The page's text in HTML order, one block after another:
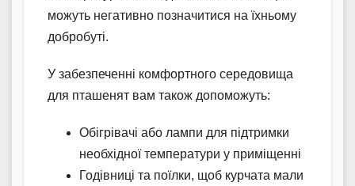
можуть негативно позначитися на їхньому
добробуті.
У забезпеченні комфортного середовища
для пташенят вам також допоможуть:
Обігрівачі або лампи для підтримки
необхідної температури у приміщенні
Годівниці та поїлки, щоб курчата мали